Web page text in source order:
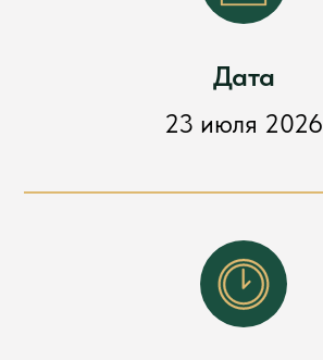
Дата
23 июля 2026